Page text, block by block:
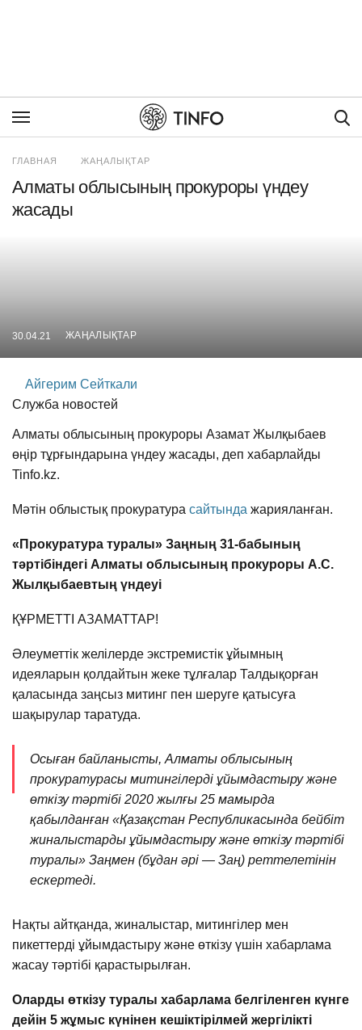
ГЛАВНАЯ ЖАҢАЛЫҚТАР
Алматы облысының прокуроры үндеу
жасады
30.04.21 ЖАҢАЛЫҚТАР
Айгерим Сейткали
Служба новостей
Алматы облысының прокуроры Азамат Жылқыбаев
өңір тұрғындарына үндеу жасады, деп хабарлайды
Tinfo.kz.
Мәтін облыстық прокуратура сайтында жарияланған.
«Прокуратура туралы» Заңның 31-бабының
тәртібіндегі Алматы облысының прокуроры А.С.
Жылқыбаевтың үндеуі
ҚҰРМЕТТІ АЗАМАТТАР!
Әлеуметтік желілерде экстремистік ұйымның
идеяларын қолдайтын жеке тұлғалар Талдықорған
қаласында заңсыз митинг пен шеруге қатысуға
шақырулар таратуда.
Осыған байланысты, Алматы облысының
прокуратурасы митингілерді ұйымдастыру және
өткізу тәртібі 2020 жылғы 25 мамырда
қабылданған «Қазақстан Республикасында бейбіт
жиналыстарды ұйымдастыру және өткізу тәртібі
туралы» Заңмен (бұдан әрі — Заң) реттелетінін
ескертеді.
Нақты айтқанда, жиналыстар, митингілер мен
пикеттерді ұйымдастыру және өткізу үшін хабарлама
жасау тәртібі қарастырылған.
Оларды өткізу туралы хабарлама белгіленген күнге
дейін 5 жұмыс күнінен кешіктірілмей жергілікті